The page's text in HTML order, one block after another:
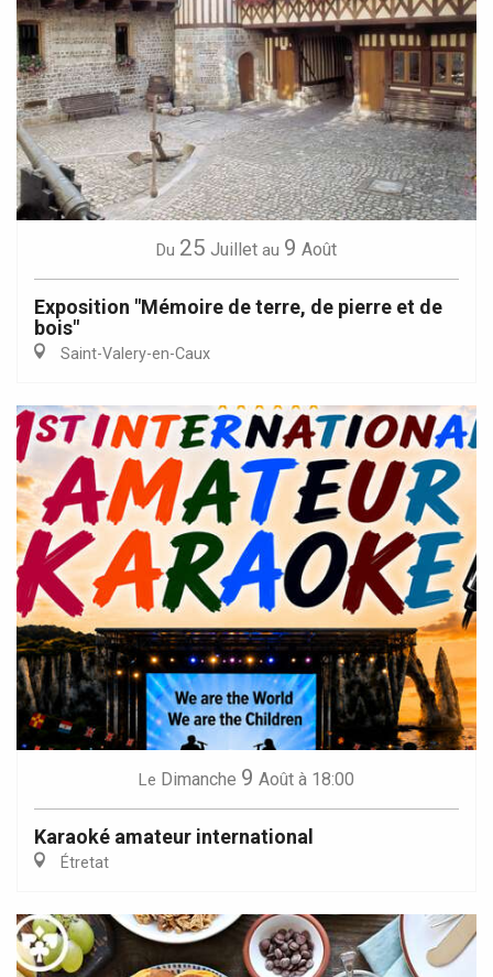
Du 25 Juillet au 9 Août
Exposition "Mémoire de terre, de pierre et de
bois"
Saint-Valery-en-Caux
Le Dimanche 9 Août à 18:00
Karaoké amateur international
Étretat